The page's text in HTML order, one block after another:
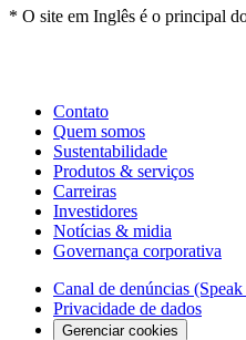
* O site em Inglês é o principal
Contato
Quem somos
Sustentabilidade
Produtos & serviços
Carreiras
Investidores
Notícias & midia
Governança corporativa
Canal de denúncias
Privacidade de dados
Gerenciar cookies